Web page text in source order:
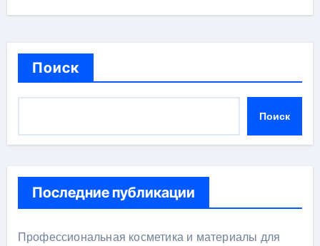
Поиск
Поиск
Последние публикации
Профессиональная косметика и материалы для